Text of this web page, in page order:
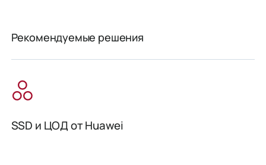
Рекомендуемые решения
SSD и ЦОД от Huawei